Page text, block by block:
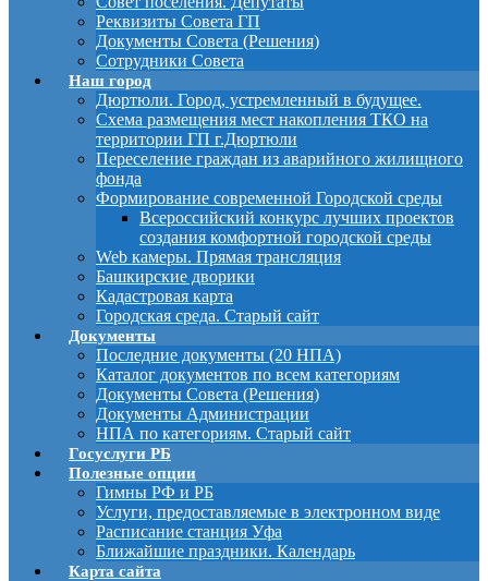
Реквизиты Совета ГП
Документы Совета (Решения)
Сотрудники Совета
Наш город
Дюртюли. Город, устремленный в будущее.
Схема размещения мест накопления ТКО на
территории ГП г.Дюртюли
Переселение граждан из аварийного жилищного
фонда
Формирование современной Городской среды
Всероссийский конкурс лучших проектов
создания комфортной городской среды
Web камеры. Прямая трансляция
Башкирские дворики
Кадастровая карта
Городская среда. Старый сайт
Документы
Последние документы (20 НПА)
Каталог документов по всем категориям
Документы Совета (Решения)
Документы Администрации
НПА по категориям. Старый сайт
Госуслуги РБ
Полезные опции
Гимны РФ и РБ
Услуги, предоставляемые в электронном виде
Расписание станция Уфа
Ближайшие праздники. Календарь
Карта сайта